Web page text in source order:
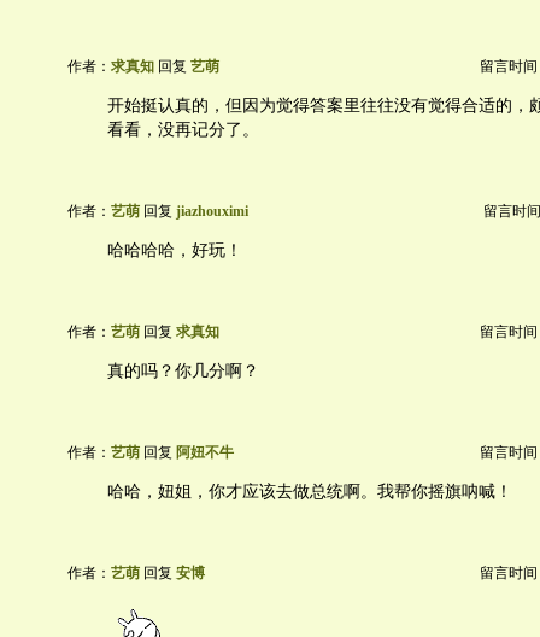
作者： 求真知 回复 艺萌 留言时间
开始挺认真的，但因为觉得答案里往往没有觉得合适的，
看看，没再记分了。
作者： 艺萌 回复 jiazhouximi 留言时
哈哈哈哈，好玩！
作者： 艺萌 回复 求真知 留言时间
真的吗？你几分啊？
作者： 艺萌 回复 阿妞不牛 留言时间
哈哈，妞姐，你才应该去做总统啊。我帮你摇旗呐喊！
作者： 艺萌 回复 安博 留言时间